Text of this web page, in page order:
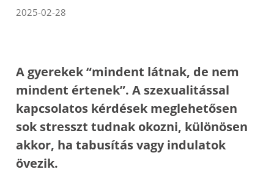
2025-02-28
A gyerekek “mindent látnak, de nem
mindent értenek”. A szexualitással
kapcsolatos kérdések meglehetősen
sok stresszt tudnak okozni, különösen
akkor, ha tabusítás vagy indulatok
övezik.